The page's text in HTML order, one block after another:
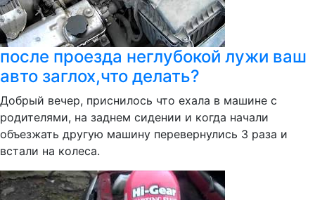
после проезда неглубокой лужи ваш
авто заглох,что делать?
Добрый вечер, приснилось что ехала в машине с
родителями, на заднем сидении и когда начали
объезжать другую машину перевернулись 3 раза и
встали на колеса.